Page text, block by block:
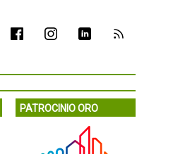
PATROCINIO ORO